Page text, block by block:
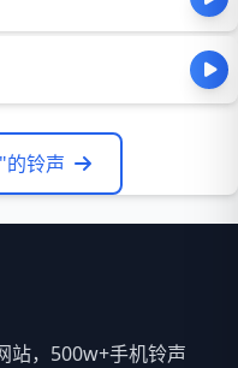
铃声
站，500w+手机铃声